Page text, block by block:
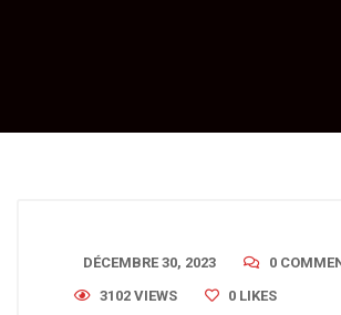
DÉCEMBRE 30, 2023
0
3102 VIEWS
0 LIKES